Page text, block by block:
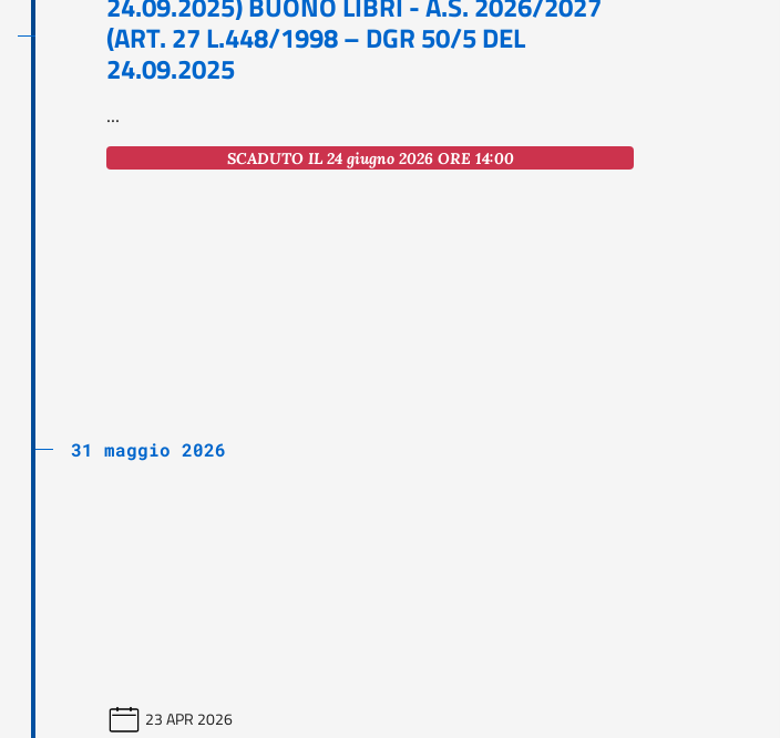
(ART. 27 L.448/1998 – DGR 50/5 DEL
24.09.2025
...
SCADUTO IL 24 giugno 2026 ORE 14:00
31 maggio 2026
23 APR 2026